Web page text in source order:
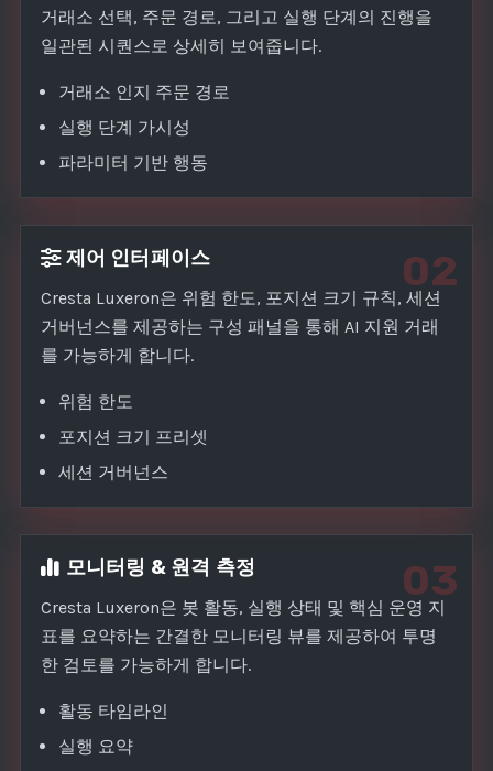
거래소 선택, 주문 경로, 그리고 실행 단계의 진행을
일관된 시퀀스로 상세히 보여줍니다.
거래소 인지 주문 경로
실행 단계 가시성
파라미터 기반 행동
02
제어 인터페이스
Cresta Luxeron은 위험 한도, 포지션 크기 규칙, 세션
거버넌스를 제공하는 구성 패널을 통해 AI 지원 거래
를 가능하게 합니다.
위험 한도
포지션 크기 프리셋
세션 거버넌스
03
모니터링 & 원격 측정
Cresta Luxeron은 봇 활동, 실행 상태 및 핵심 운영 지
표를 요약하는 간결한 모니터링 뷰를 제공하여 투명
한 검토를 가능하게 합니다.
활동 타임라인
실행 요약